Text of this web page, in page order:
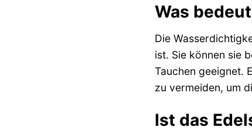
Was
Die
ist. Sie können sie
Tauchen geeignet.
zu vermeiden, um
Ist das